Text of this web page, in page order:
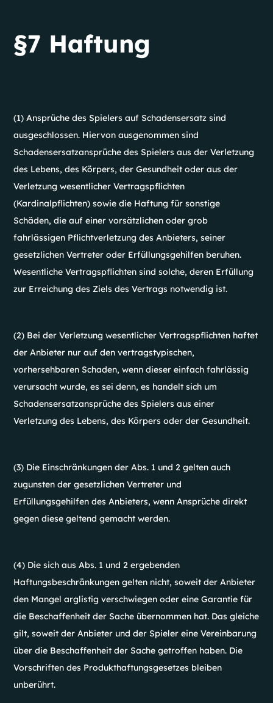
§7 Haftung
(1) Ansprüche des Spielers auf Schadensersatz sind
ausgeschlossen. Hiervon ausgenommen sind
Schadensersatzansprüche des Spielers aus der Verletzung
des Lebens, des Körpers, der Gesundheit oder aus der
Verletzung wesentlicher Vertragspflichten
(Kardinalpflichten) sowie die Haftung für sonstige
Schäden, die auf einer vorsätzlichen oder grob
fahrlässigen Pflichtverletzung des Anbieters, seiner
gesetzlichen Vertreter oder Erfüllungsgehilfen beruhen.
Wesentliche Vertragspflichten sind solche, deren Erfüllung
zur Erreichung des Ziels des Vertrags notwendig ist.
(2) Bei der Verletzung wesentlicher Vertragspflichten haftet
der Anbieter nur auf den vertragstypischen,
vorhersehbaren Schaden, wenn dieser einfach fahrlässig
verursacht wurde, es sei denn, es handelt sich um
Schadensersatzansprüche des Spielers aus einer
Verletzung des Lebens, des Körpers oder der Gesundheit.
(3) Die Einschränkungen der Abs. 1 und 2 gelten auch
zugunsten der gesetzlichen Vertreter und
Erfüllungsgehilfen des Anbieters, wenn Ansprüche direkt
gegen diese geltend gemacht werden.
(4) Die sich aus Abs. 1 und 2 ergebenden
Haftungsbeschränkungen gelten nicht, soweit der Anbieter
den Mangel arglistig verschwiegen oder eine Garantie für
die Beschaffenheit der Sache übernommen hat. Das gleiche
gilt, soweit der Anbieter und der Spieler eine Vereinbarung
über die Beschaffenheit der Sache getroffen haben. Die
Vorschriften des Produkthaftungsgesetzes bleiben
unberührt.